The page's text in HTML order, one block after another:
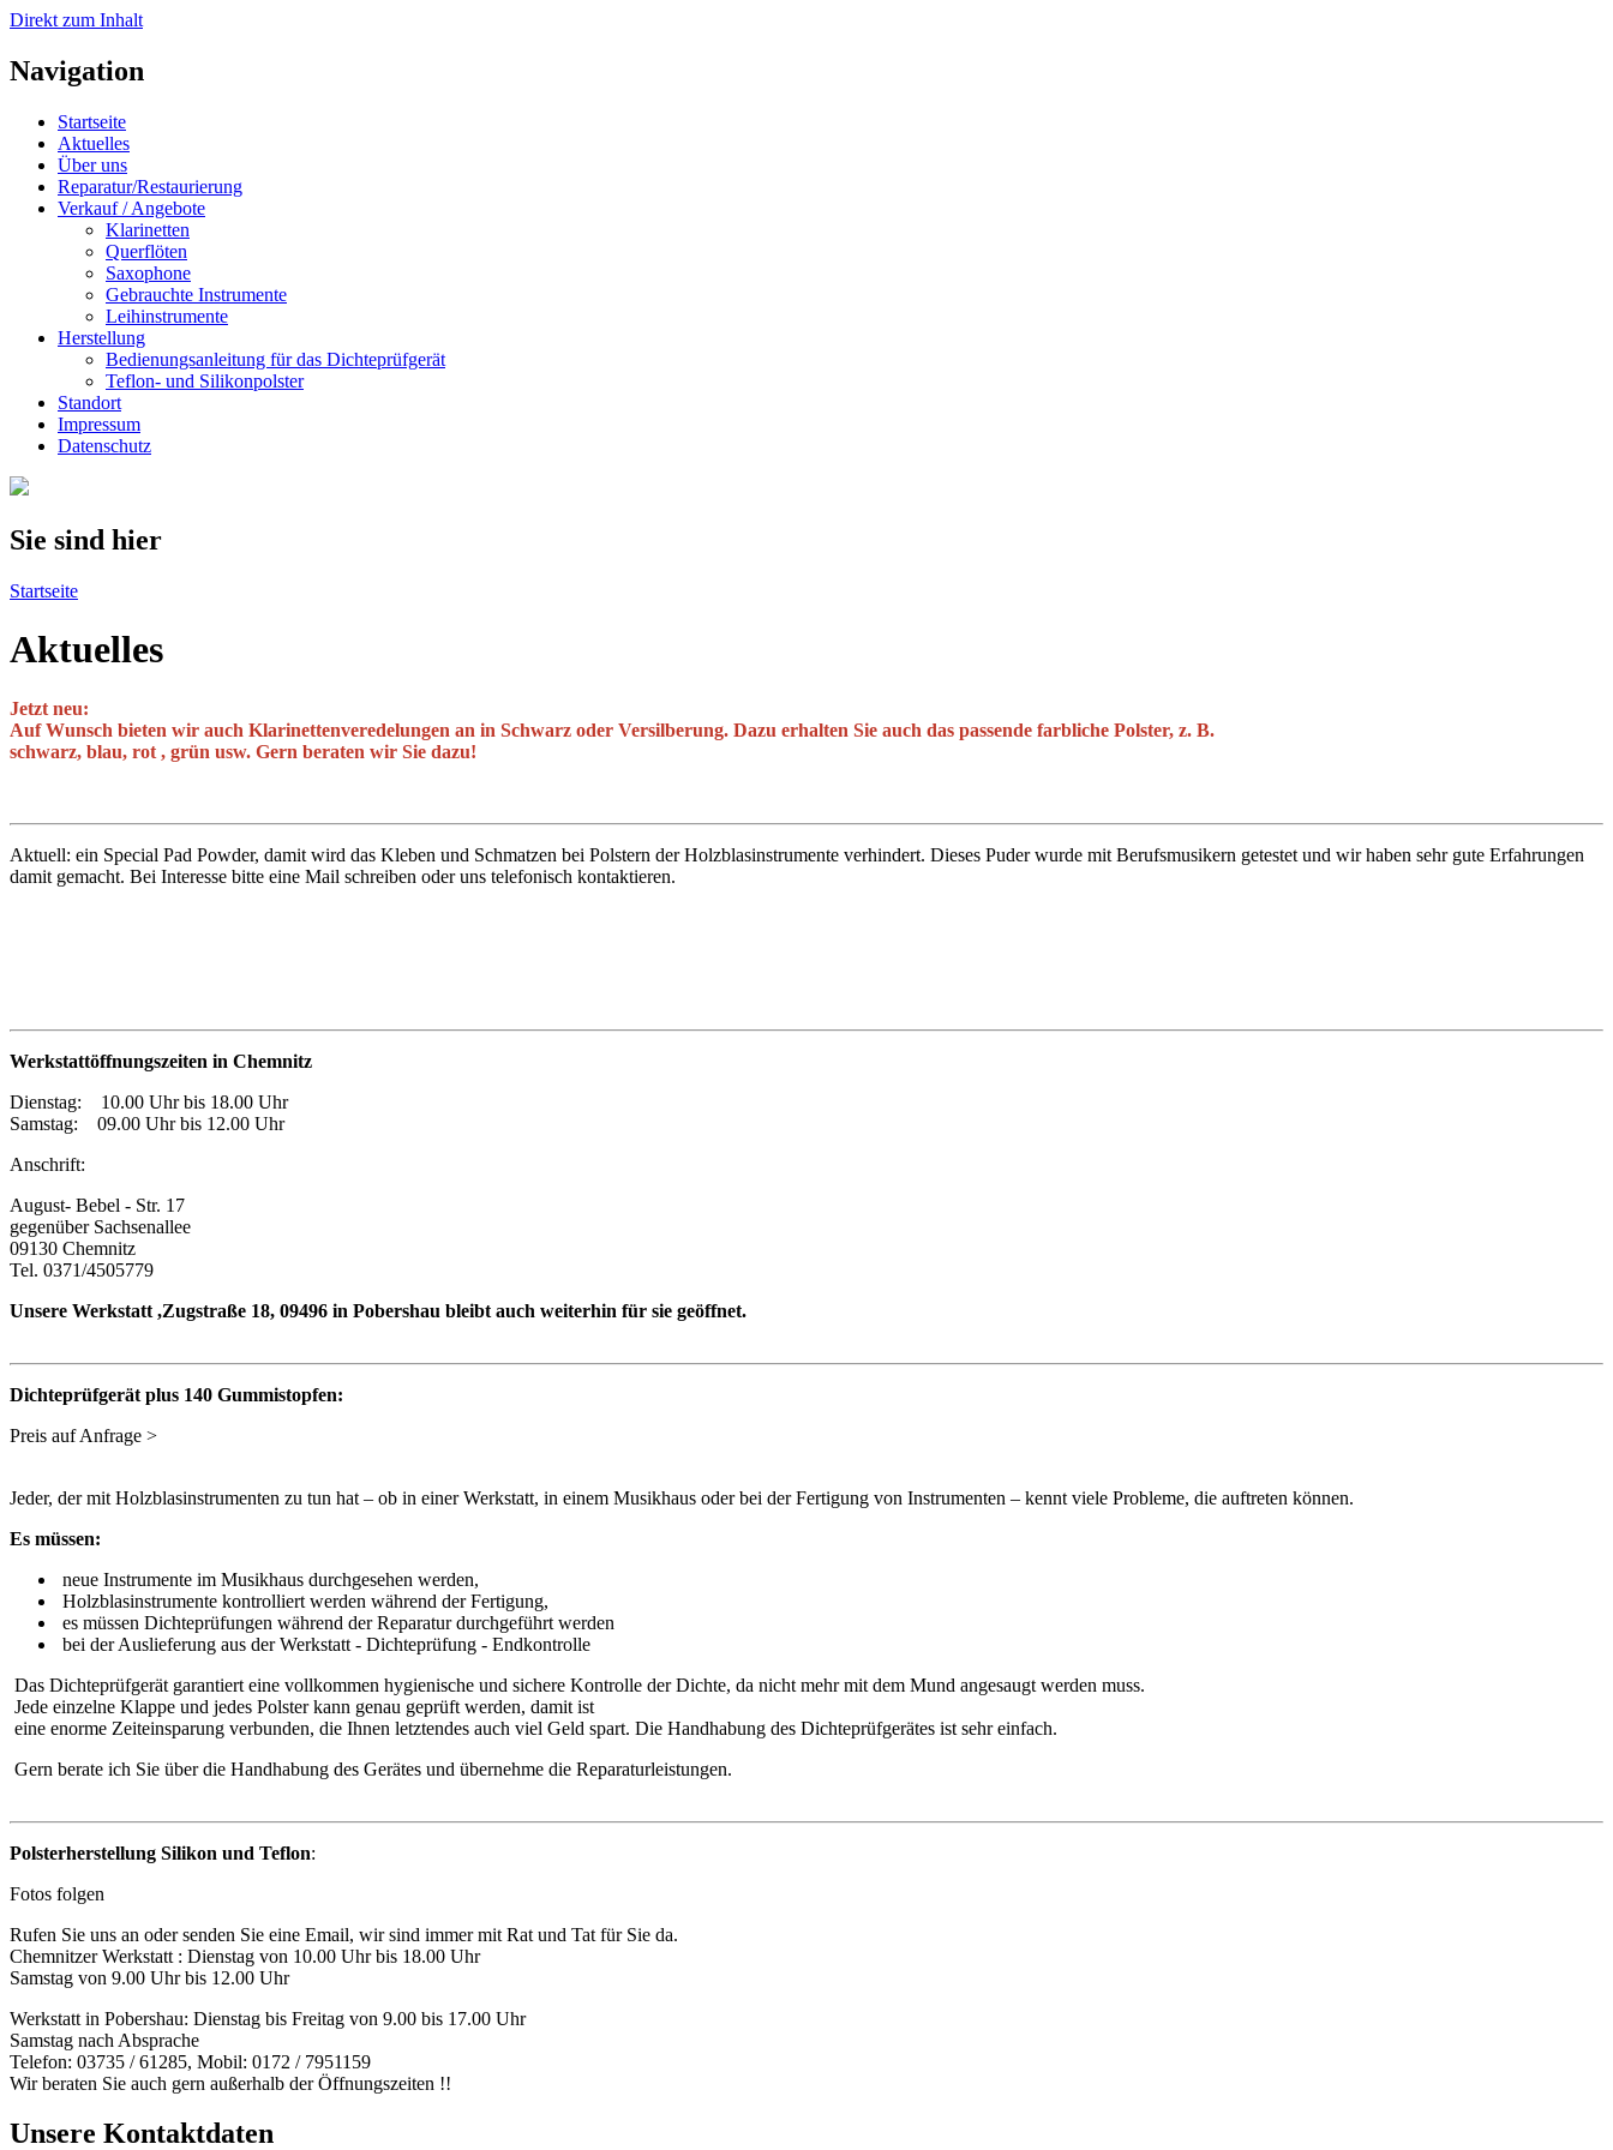
Direkt zum Inhalt
Navigation
Startseite
Aktuelles
Über uns
Reparatur/Restaurierung
Verkauf / Angebote
Klarinetten
Querflöten
Saxophone
Gebrauchte Instrumente
Leihinstrumente
Herstellung
Bedienungsanleitung für das Dichteprüfgerät
Teflon- und Silikonpolster
Standort
Impressum
Datenschutz
Sie sind hier
Startseite
Aktuelles
Jetzt neu:
Auf Wunsch bieten wir auch Klarinettenveredelungen an in Schwarz oder Versilberung. Dazu erhalten Sie auch das passende farbliche Polster, z. B.
schwarz, blau, rot , grün usw. Gern beraten wir Sie dazu!
Aktuell: ein Special Pad Powder, damit wird das Kleben und Schmatzen bei Polstern der Holzblasinstrumente verhindert. Dieses Puder wurde mit Berufsmusikern getestet und wir haben sehr gute Erfahrungen
damit gemacht. Bei Interesse bitte eine Mail schreiben oder uns telefonisch kontaktieren.
Werkstattöffnungszeiten in Chemnitz
Dienstag: 10.00 Uhr bis 18.00 Uhr
Samstag: 09.00 Uhr bis 12.00 Uhr
Anschrift:
August- Bebel - Str. 17
gegenüber Sachsenallee
09130 Chemnitz
Tel. 0371/4505779
Unsere Werkstatt ,Zugstraße 18, 09496 in Pobershau bleibt auch weiterhin für sie geöffnet.
Dichteprüfgerät plus 140 Gummistopfen:
Preis auf Anfrage >
Jeder, der mit Holzblasinstrumenten zu tun hat – ob in einer Werkstatt, in einem Musikhaus oder bei der Fertigung von Instrumenten – kennt viele Probleme, die auftreten können.
Es müssen:
neue Instrumente im Musikhaus durchgesehen werden,
Holzblasinstrumente kontrolliert werden während der Fertigung,
es müssen Dichteprüfungen während der Reparatur durchgeführt werden
bei der Auslieferung aus der Werkstatt - Dichteprüfung - Endkontrolle
Das Dichteprüfgerät garantiert eine vollkommen hygienische und sichere Kontrolle der Dichte, da nicht mehr mit dem Mund angesaugt werden muss.
Jede einzelne Klappe und jedes Polster kann genau geprüft werden, damit ist
eine enorme Zeiteinsparung verbunden, die Ihnen letztendes auch viel Geld spart. Die Handhabung des Dichteprüfgerätes ist sehr einfach.
Gern berate ich Sie über die Handhabung des Gerätes und übernehme die Reparaturleistungen.
Polsterherstellung Silikon und Teflon:
Fotos folgen
Rufen Sie uns an oder senden Sie eine Email, wir sind immer mit Rat und Tat für Sie da.
Chemnitzer Werkstatt : Dienstag von 10.00 Uhr bis 18.00 Uhr
Samstag von 9.00 Uhr bis 12.00 Uhr
Werkstatt in Pobershau: Dienstag bis Freitag von 9.00 bis 17.00 Uhr
Samstag nach Absprache
Telefon: 03735 / 61285, Mobil: 0172 / 7951159
Wir beraten Sie auch gern außerhalb der Öffnungszeiten !!
Unsere Kontaktdaten